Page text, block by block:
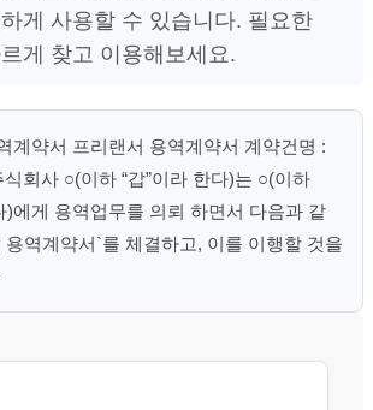
게 사용할 수 있습니다. 필요한
게 찾고 이용해보세요.
계약서 프리랜서 용역계약서 계약건명 :
회사 ○(이하 “갑”이라 한다)는 ○(이하
)에게 용역업무를 의뢰 하면서 다음과 같
용역계약서`를 체결하고, 이를 이행할 것을